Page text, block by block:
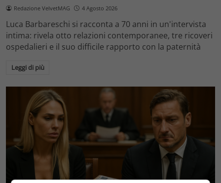
Redazione VelvetMAG 4 Agosto 2026
Luca Barbareschi si racconta a 70 anni in un'intervista
intima: rivela otto relazioni contemporanee, tre ricoveri
ospedalieri e il suo difficile rapporto con la paternità
Leggi di più